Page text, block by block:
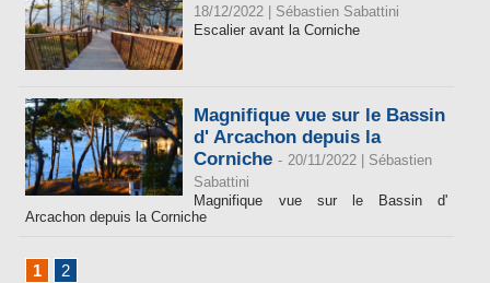
18/12/2022 | Sébastien Sabattini
Escalier avant la Corniche
Magnifique vue sur le Bassin
d' Arcachon depuis la
Corniche - 20/11/2022 | Sébastien
Sabattini
Magnifique vue sur le Bassin d'
Arcachon depuis la Corniche
1 2